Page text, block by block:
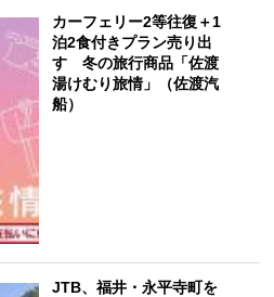
カーフェリー2等往復＋1
泊2食付きプラン売り出
す 冬の旅行商品「佐渡
湯けむり旅情」（佐渡汽
船）
JTB、福井・永平寺町を